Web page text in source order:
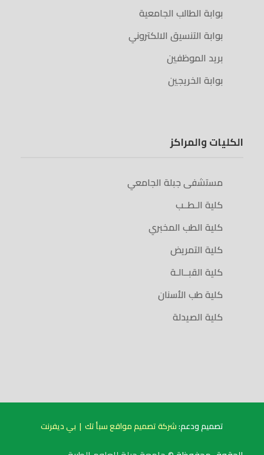
بوابة الطالب الجامعية
بوابة التنسيق الالكتروني
بريد الموظفين
بوابة الخريجين
الكليات والمراكز
مستشفى جبلة الجامعي
كلية الـطــب
كلية الطب المخبري
كلية التمريض
كلية القبــالـة
كلية طب الأسنان
كلية الصيدلة
تصميم ودعم:شركة تصميم مواقع سبأ تك | بي ديفرنت